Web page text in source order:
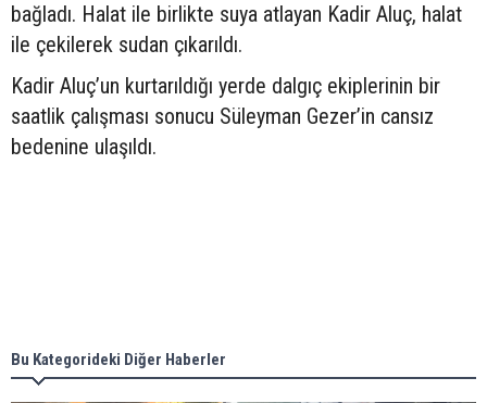
bağladı. Halat ile birlikte suya atlayan Kadir Aluç, halat
ile çekilerek sudan çıkarıldı.
Kadir Aluç’un kurtarıldığı yerde dalgıç ekiplerinin bir
saatlik çalışması sonucu Süleyman Gezer’in cansız
bedenine ulaşıldı.
Bu Kategorideki Diğer Haberler